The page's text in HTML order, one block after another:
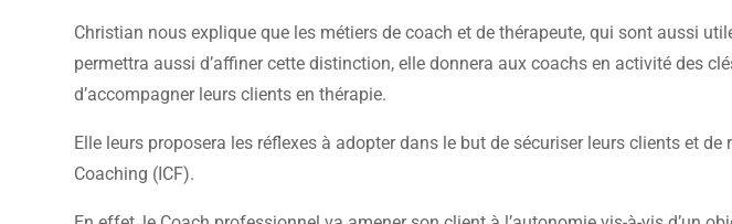
Christian nous explique que les métiers de coach et de thérapeute, qui sont aussi
permettra aussi d’affiner cette distinction, elle donnera aux coachs en activité des
d’accompagner leurs clients en thérapie.
Elle leurs proposera les réflexes à adopter dans le but de sécuriser leurs clients et
Coaching (ICF).